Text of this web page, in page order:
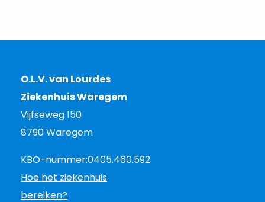
O.L.V. van Lourdes
Ziekenhuis Waregem
Vijfseweg 150
8790 Waregem
KBO-nummer:0405.460.592
Hoe het ziekenhuis
bereiken?